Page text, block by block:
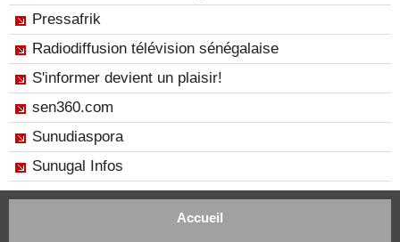
Pressafrik
Radiodiffusion télévision sénégalaise
S'informer devient un plaisir!
sen360.com
Sunudiaspora
Sunugal Infos
Accueil